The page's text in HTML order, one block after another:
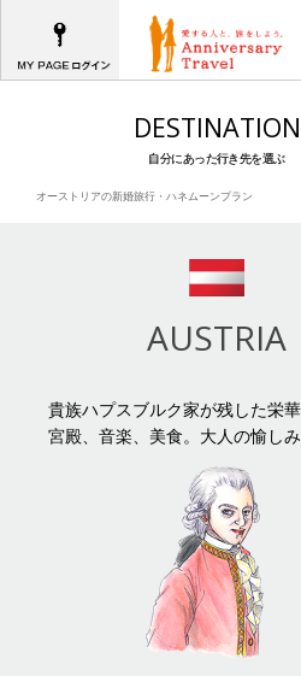
DESTINATION
自分にあった行き先を選ぶ
オーストリアの新婚旅行・ハネムーンプラン
AUSTRIA
貴族ハプスブルク家が残した栄華
宮殿、音楽、美食。大人の愉しみ